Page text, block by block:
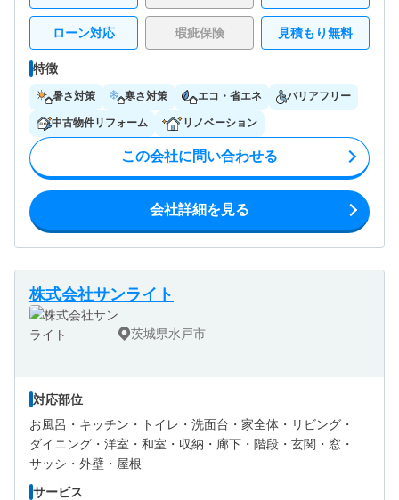
ローン対応 瑕疵保険 見積もり無料
特徴
暑さ対策 寒さ対策 エコ・省エネ バリアフリー
中古物件リフォーム リノベーション
この会社に問い合わせる
会社詳細を見る
株式会社サンライト
茨城県水戸市
対応部位
お風呂・ キッチン・ トイレ・ 洗面台・ 家全体・ リビング・
ダイニング・ 洋室・ 和室・ 収納・ 廊下・ 階段・ 玄関・ 窓・
サッシ・ 外壁・ 屋根
サービス